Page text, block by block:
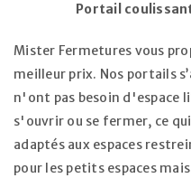
Portail
Mister Fermetures vous
meilleur prix. Nos portails
n'ont pas besoin d'espace
s'ouvrir ou se fermer, ce
adaptés aux espaces
pour les petits espaces